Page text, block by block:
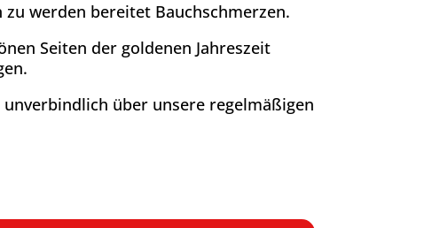
werden bereitet Bauchschmerzen.
Seiten der goldenen Jahreszeit
über unsere regelmäßigen